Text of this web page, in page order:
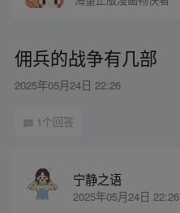
佣兵的战争有几部
2025年05月24日 22:26
1个回答
宁静之语
2025年05月24日 22:26